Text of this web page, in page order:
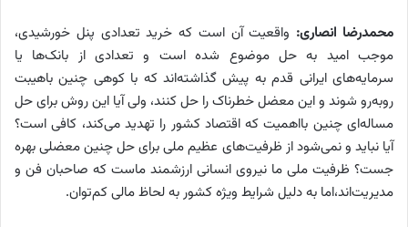
محمدرضا انصاری: واقعیت آن است که خرید تعدادی پنل‌ خورشیدی،
موجب امید به حل موضوع شده است و تعدادی از بانک‌ها یا
سرمایه‌های ایرانی قدم به پیش گذاشته‌اند که با کوهی چنین باهیبت
روبه‌رو شوند و این معضل خطرناک را حل کنند، ولی آیا این روش برای حل
مساله‌ای چنین بااهمیت که اقتصاد کشور را تهدید می‌کند، کافی است؟
آیا نباید و نمی‌شود از ظرفیت‌های عظیم ملی برای حل چنین معضلی بهره
جست؟ ظرفیت ملی ما نیروی انسانی ارزشمند ماست که صاحبان فن و
مدیریت‌اند،اما به دلیل شرایط ویژه کشور به لحاظ مالی کم‌توان.